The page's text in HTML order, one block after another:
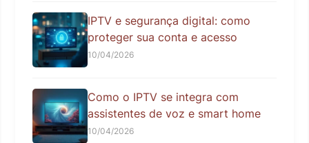
IPTV e segurança digital: como
proteger sua conta e acesso
10/04/2026
Como o IPTV se integra com
assistentes de voz e smart home
10/04/2026